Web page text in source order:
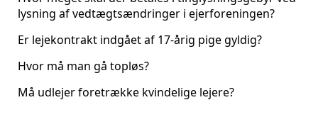
lysning af vedtægtsændringer i ejerforeningen?
Er lejekontrakt indgået af 17-årig pige gyldig?
Hvor må man gå topløs?
Må udlejer foretrække kvindelige lejere?